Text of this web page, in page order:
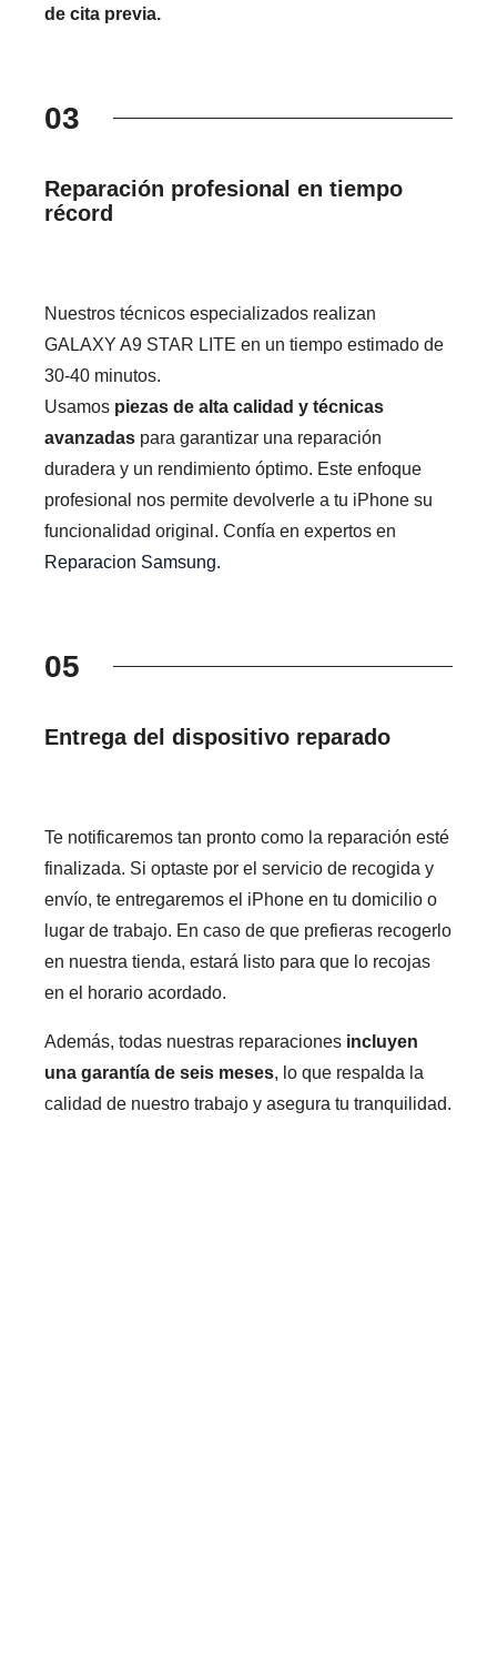
de cita previa.
03
Reparación profesional en tiempo
récord
Nuestros técnicos especializados realizan
GALAXY A9 STAR LITE en un tiempo estimado de
30-40 minutos.
Usamos piezas de alta calidad y técnicas
avanzadas para garantizar una reparación
duradera y un rendimiento óptimo. Este enfoque
profesional nos permite devolverle a tu iPhone su
funcionalidad original. Confía en expertos en
Reparacion Samsung.
05
Entrega del dispositivo reparado
Te notificaremos tan pronto como la reparación esté
finalizada. Si optaste por el servicio de recogida y
envío, te entregaremos el iPhone en tu domicilio o
lugar de trabajo. En caso de que prefieras recogerlo
en nuestra tienda, estará listo para que lo recojas
en el horario acordado.
Además, todas nuestras reparaciones incluyen
una garantía de seis meses, lo que respalda la
calidad de nuestro trabajo y asegura tu tranquilidad.